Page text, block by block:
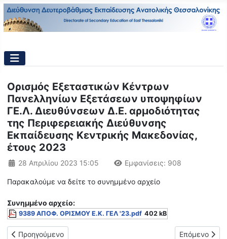
Ορισμός Εξεταστικών Κέντρων
Πανελληνίων Εξετάσεων υποψηφίων
ΓΕ.Λ. Διευθύνσεων Δ.Ε. αρμοδιότητας
της Περιφερειακής Διεύθυνσης
Εκπαίδευσης Κεντρικής Μακεδονίας,
έτους 2023
Λεπτομέρειες
28 Απριλίου 2023 15:05 Εμφανίσεις: 908
Παρακαλούμε να δείτε το συνημμένο αρχείο
Συνημμένo αρχείο:
9389 ΑΠΟΦ. ΟΡΙΣΜΟΥ Ε.Κ. ΓΕΛ '23.pdf 402 kB
Προηγούμενο άρθρο: Υποβολή ηλεκτρονικού
Προηγούμενο Επόμενο
Επόμενο